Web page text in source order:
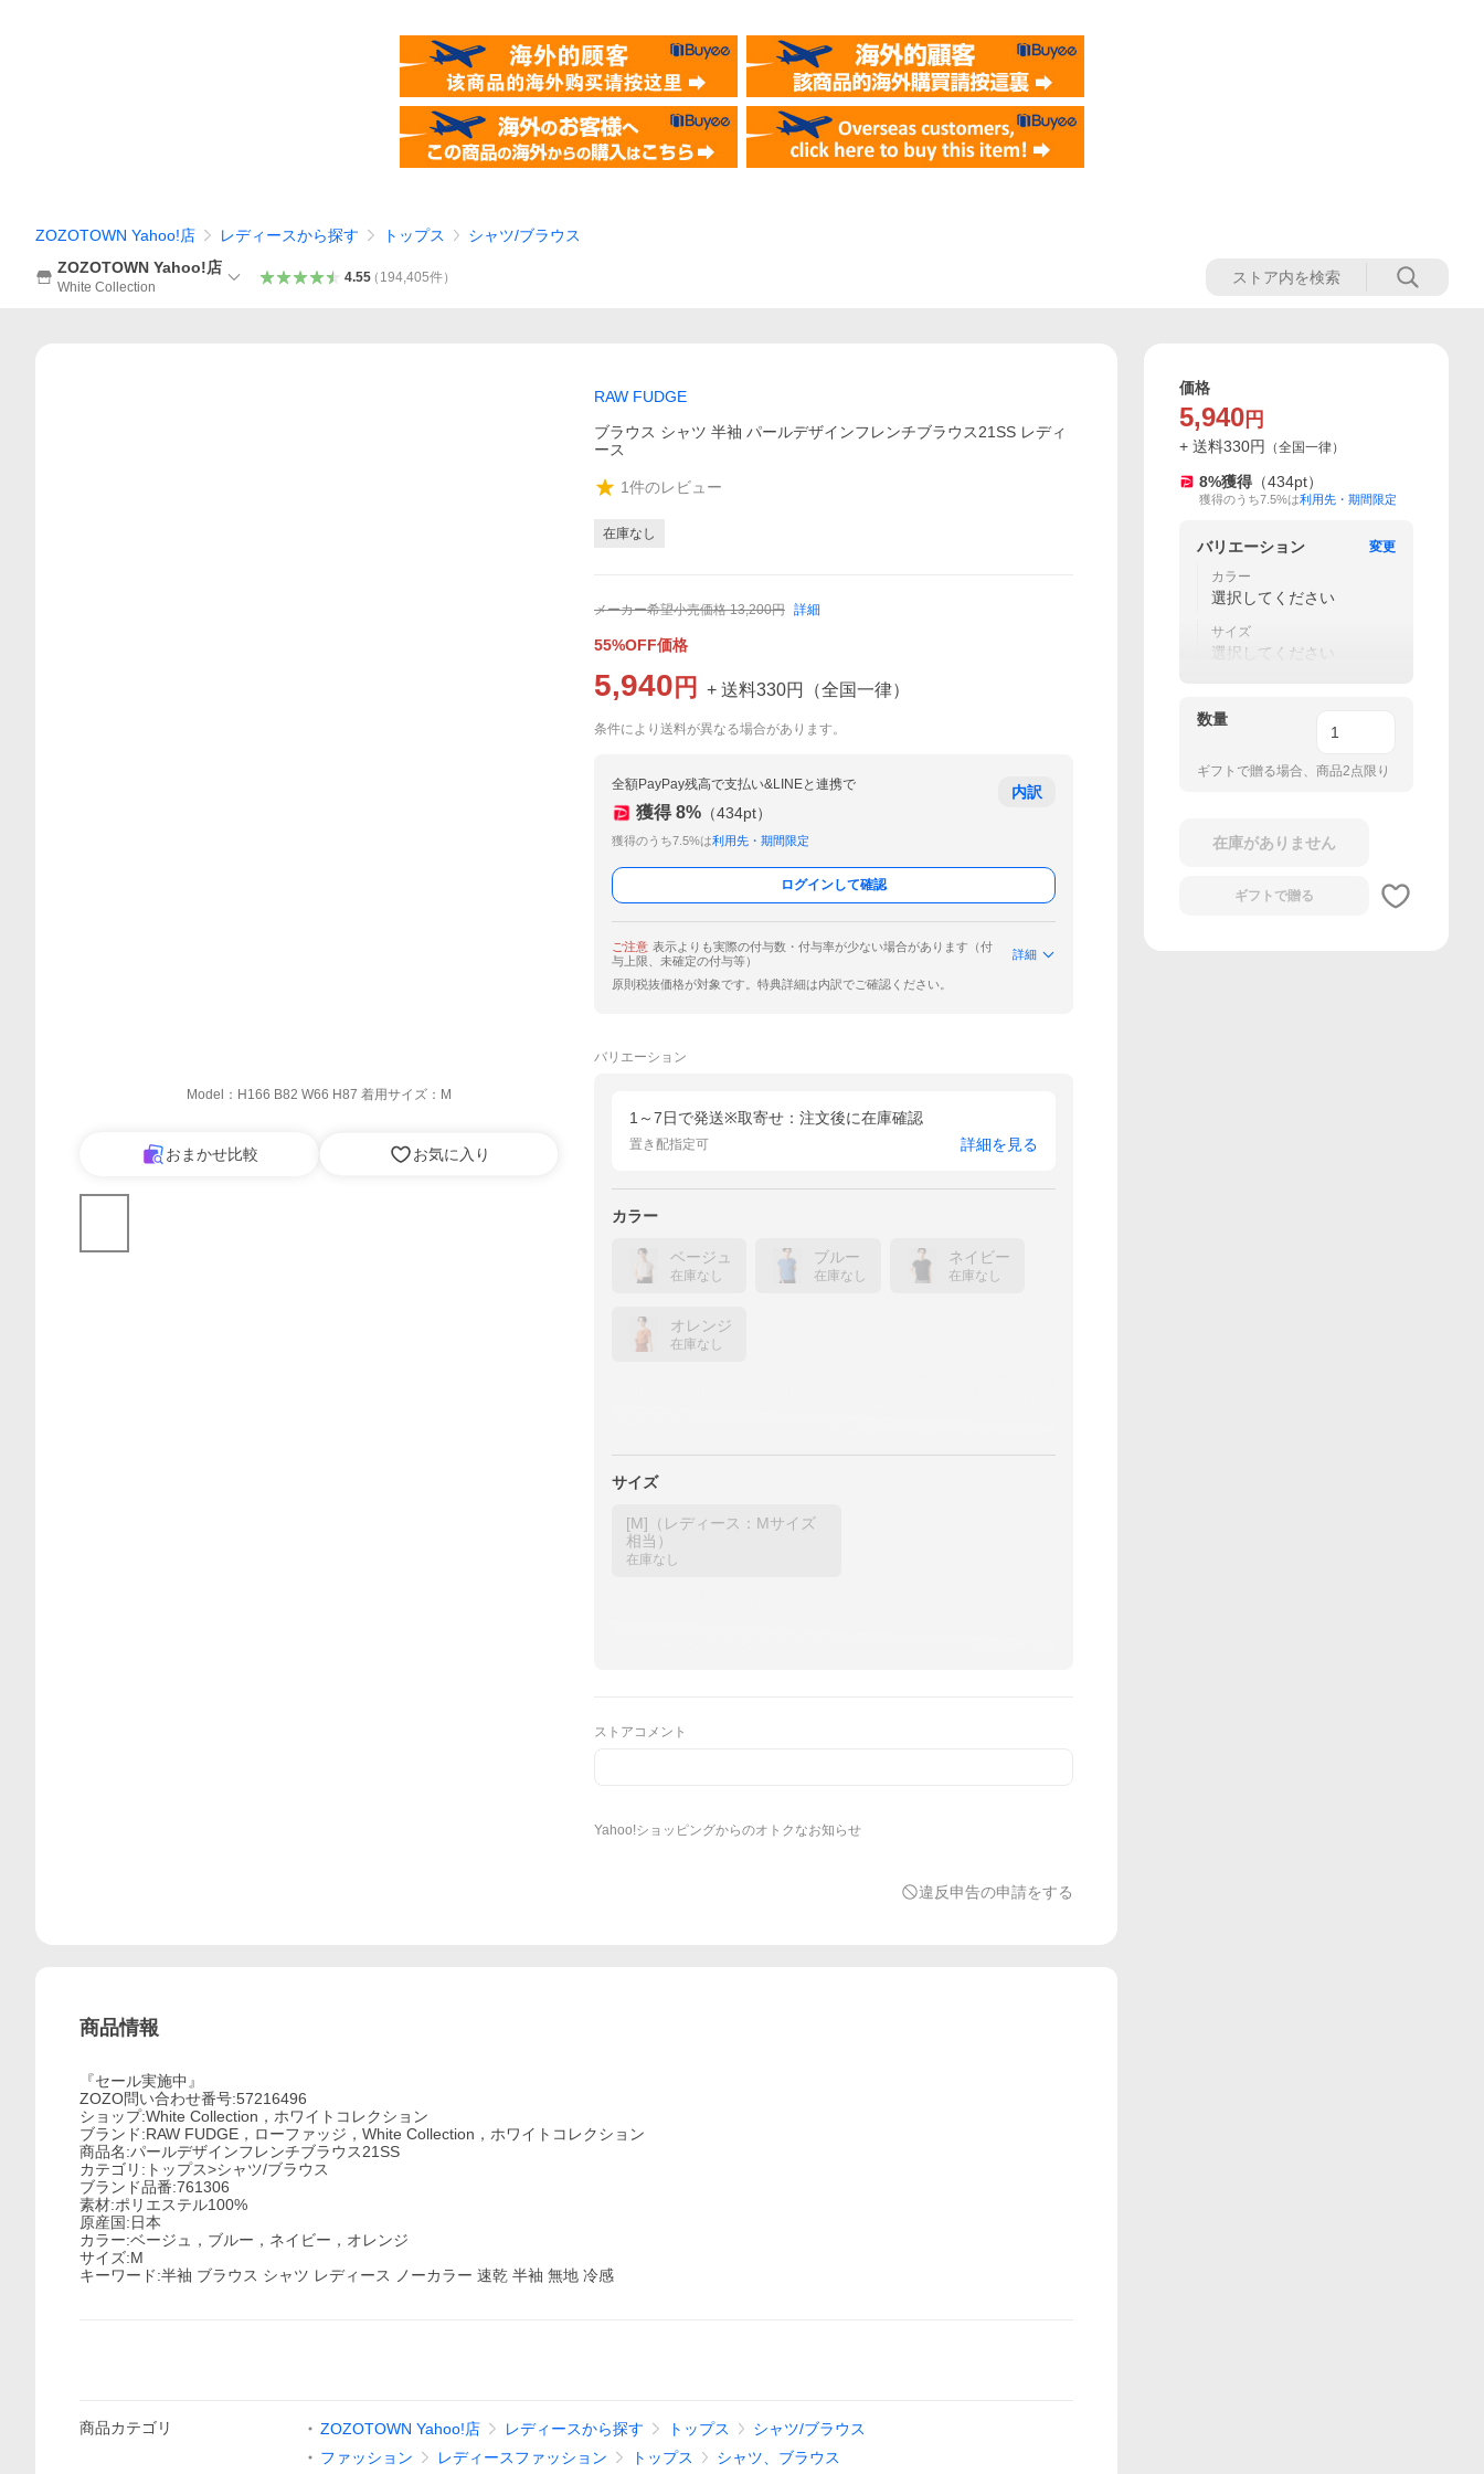
ZOZOTOWN Yahoo!店 レディースから探す トップス
シャツ/ブラウス
ZOZOTOWN Yahoo!店
White Collection
4.55（ 194,405件）
Model：H166 B82 W66 H87 着用サイズ：M
おまかせ比較 お気に入り
RAW FUDGE
ブラウス シャツ 半袖 パールデザインフレンチブラウス21SS レディ
ース
1件のレビュー
在庫なし
メーカー希望小売価格 13,200円 詳細
55%OFF価格
5,940 円 + 送料330円 （全国一律）
条件により送料が異なる場合があります。
全額PayPay残高で支払い&LINEと連携で
獲得 8% （434pt）
獲得のうち7.5%は利用先・期間限定
内訳
ログインして確認
ご注意 表示よりも実際の付与数・付与率が少ない場合があります（付
与上限、未確定の付与等）
詳細
原則税抜価格が対象です。特典詳細は内訳でご確認ください。
バリエーション
1～7日で発送※取寄せ：注文後に在庫確認
置き配指定可 詳細を見る
カラー
ベージュ
在庫なし
ブルー
在庫なし
ネイビー
在庫なし
オレンジ
在庫なし
サイズ
[M]（レディース：Mサイズ
相当）
在庫なし
ストアコメント
Yahoo!ショッピングからのオトクなお知らせ
もっと見る（全2
違反申告の申請をする
商品情報
『セール実施中』
ZOZO問い合わせ番号:57216496
ショップ:White Collection，ホワイトコレクション
ブランド:RAW FUDGE，ローファッジ，White Collection，ホワイトコレクション
商品名:パールデザインフレンチブラウス21SS
カテゴリ:トップス>シャツ/ブラウス
ブランド品番:761306
素材:ポリエステル100%
原産国:日本
カラー:ベージュ，ブルー，ネイビー，オレンジ
サイズ:M
キーワード:半袖 ブラウス シャツ レディース ノーカラー 速乾 半袖 無地 冷感
商品カテゴリ ZOZOTOWN Yahoo!店 レディースから探す トップス
シャツ/ブラウス
ファッション
レディースファッション トップス シャツ、ブラウス
価格
5,940 円
+ 送料330円 （全国一律）
8%獲得 （434pt）
獲得のうち7.5%は利用先・期間限定
バリエーション
変更
カラー
選択してください
サイズ
選択してください
数量
ギフトで贈る場合、商品2点限り
在庫がありません
ギフトで贈る